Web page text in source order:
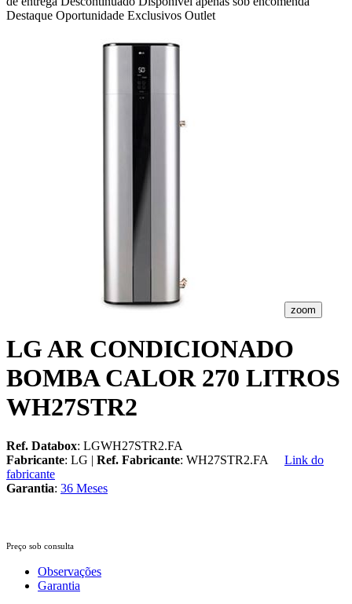
Destaque Oportunidade Exclusivos Outlet
zoom
LG AR CONDICIONADO
BOMBA CALOR 270 LITROS
WH27STR2
Ref. Databox: LGWH27STR2.FA
Fabricante: LG | Ref. Fabricante: WH27STR2.FA
Link do
fabricante
Garantia: 36 Meses
Preço sob consulta
Observações
Garantia